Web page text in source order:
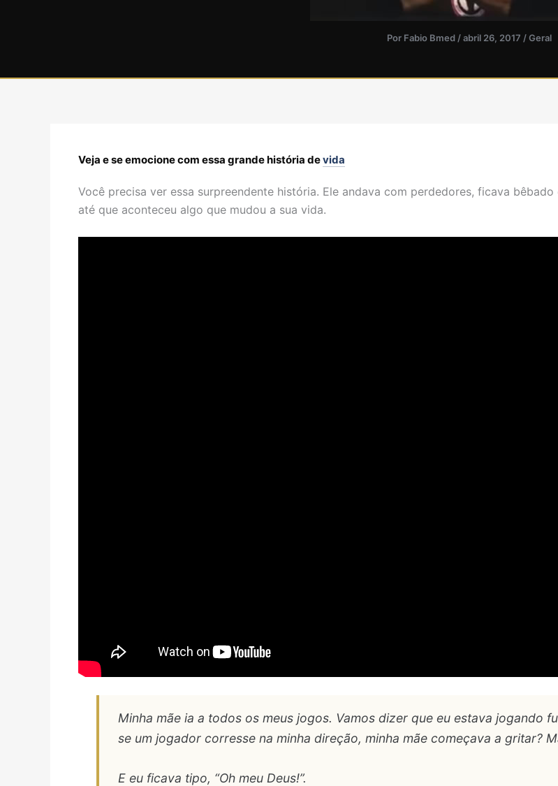
Por Fabio Bmed /abril 26, 2017 /Geral
Veja e se emocione com essa grande história devida
Você precisa ver essa surpreendente história. Ele andava com perdedores, ficava
até que aconteceu algo que mudou a sua vida.
Minha mãe ia a todos os meus jogos. Vamos dizer que eu estava jogando
se um jogador corresse na minha direção, minha mãe começava a gritar?
E eu ficava tipo, “Oh meu Deus!”.